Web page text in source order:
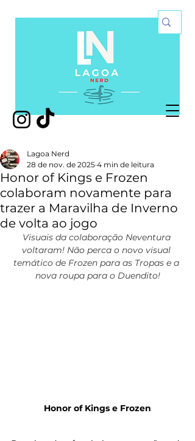
Honor of Kings e Frozen
colaboram novamente para
trazer a Maravilha de Inverno
de volta ao jogo
Lagoa Nerd
28 de nov. de 2025 4 min de leitura
Visuais da colaboração Neventura
voltaram! Não perca o novo visual
temático de Frozen para as Tropas e a
nova roupa para o Duendito!
Honor of Kings e Frozen